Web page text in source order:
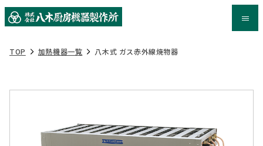
TOP 加熱機器一覧 八木式 ガス赤外線焼物器